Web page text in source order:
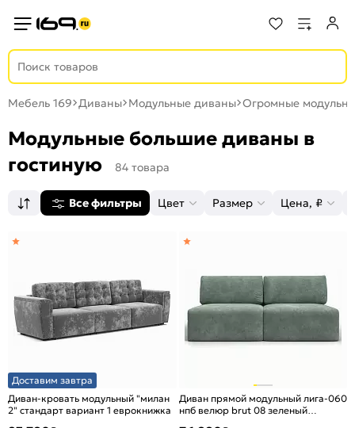
Мебель 169 Диваны Модульные диваны Огромные
Модульные большие диваны в
гостиную
84 товара
Все фильтры Цвет Размер Цена, ₽
Доставим завтра
Диван-кровать модульный "милан
2" стандарт вариант 1 еврокнижка
Диван прямой модульный лига-060
нпб велюр brut 08 зеленый